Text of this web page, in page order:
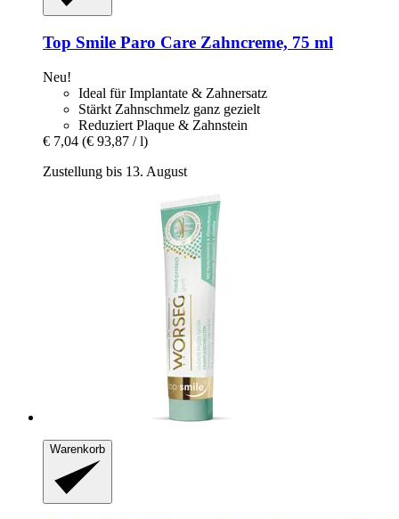
Top Smile Paro Care Zahncreme, 75 ml
Neu!
Ideal für Implantate & Zahnersatz
Stärkt Zahnschmelz ganz gezielt
Reduziert Plaque & Zahnstein
€ 7,04 (€ 93,87 / l)
Zustellung bis 13. August
Warenkorb